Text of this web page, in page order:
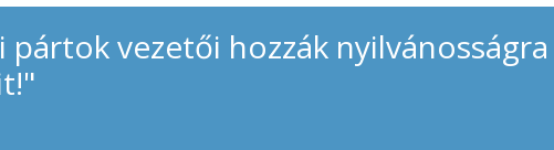
pártok vezetői hozzák